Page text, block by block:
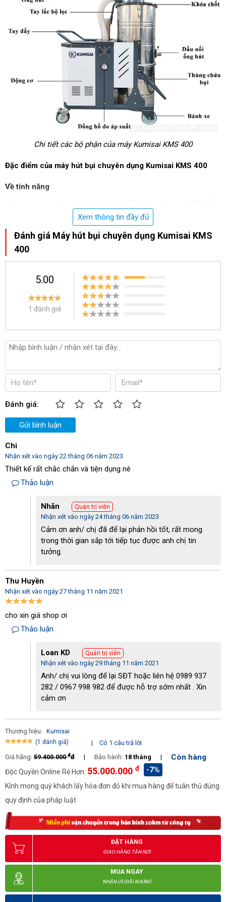
Chi tiết các bộ phận của máy Kumisai KMS 400
Đặc điểm của máy hút bụi chuyên dụng Kumisai KMS 400
Về tính năng
số 50Hz; động cơ hoạt động với công suất 4000W giúp xử lý
nhanh chóng các loại bụi bẩn công nghiệp: vụn gỗ, đinh ốc, bụi
vải… trong những không gian rộng lớn.
Kumisai KMS 400 chuyên dụng hút bụi bẩn công nghiệp hiệu quả
- Máy còn trang bị bộ lọc cao cấp, có khả năng lọc các loại bụi
có kích thước siêu nhỏ; chỉ cho không khí sạch thoát ra bên
ngoài.
Về ứng dụng
Máy hút bụi Kumisai KMS 400 trang bị động cơ hoạt động với
công suất 4000W, thùng chứa bụi dung tích 100L… phù hợp với
những khu vực vệ sinh rộng >1000m2 như: kho hàng, trung tâm
thương mại, nhà máy…
Ứng dụng của máy hút bụi 3 pha Kumisai KMS 400
Xem thông tin đầy đủ
Đánh giá Máy hút bụi chuyên dụng Kumisai KMS
400
5.00
1 đánh giá
Đánh giá:
Gửi bình luận
Chi
Nhận xét vào ngày 22 tháng 06 năm 2023
Thiết kế rất chắc chắn và tiện dụng nè
Thảo luận
Nhãn Quản trị viên
Nhận xét vào ngày 24 tháng 06 năm 2023
Cảm ơn anh/ chị đã để lại phản hồi tốt, rất mong
trong thời gian sắp tới tiếp tục được anh chị tin
tưởng.
Thu Huyền
Nhận xét vào ngày 27 tháng 11 năm 2021
cho xin giá shop ơi
Thảo luận
Loan KD Quản trị viên
Nhận xét vào ngày 29 tháng 11 năm 2021
Anh/ chị vui lòng để lại SĐT hoặc liên hệ 0989 937
282 / 0967 998 982 để được hỗ trợ sớm nhất . Xin
cảm ơn
Thương hiệu: Kumisai
(1 đánh giá) |
Có 1 câu trả lời
Giá hãng: 59.400.000đđ | Bảo hành: 18 tháng | Còn hàng
Độc Quyền Online Rẻ Hơn: 55.000.000 đ -7%
Kính mong quý khách lấy hóa đơn đỏ khi mua hàng để tuân thủ đúng
quy định của pháp luật
ĐẶT HÀNG
GIAO HÀNG TẬN NƠI
MUA NGAY
NHẬN ƯU ĐÃI KHỦNG